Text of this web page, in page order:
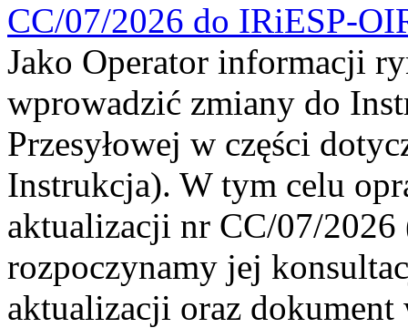
CC/07/2026 do IRiESP-
Jako Operator informacji
wprowadzić zmiany do
Przesyłowej w części
Instrukcja). W tym celu
aktualizacji nr CC/07/
rozpoczynamy jej
aktualizacji oraz